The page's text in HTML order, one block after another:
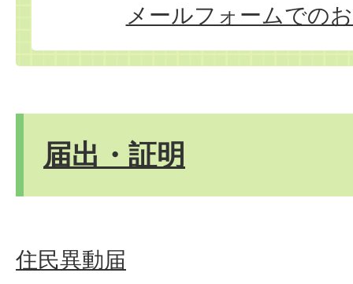
メールフォームでの
届出・証明
住民異動届